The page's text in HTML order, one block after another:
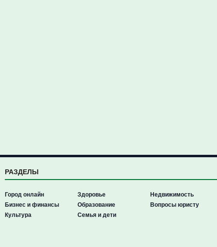
РАЗДЕЛЫ
Город онлайн
Бизнес и финансы
Культура
Здоровье
Образование
Семья и дети
Недвижимость
Вопросы юристу